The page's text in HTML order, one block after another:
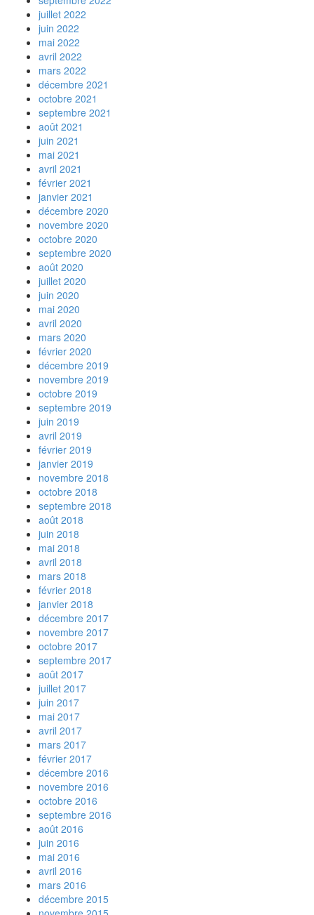
juillet 2022
juin 2022
mai 2022
avril 2022
mars 2022
décembre 2021
octobre 2021
septembre 2021
août 2021
juin 2021
mai 2021
avril 2021
février 2021
janvier 2021
décembre 2020
novembre 2020
octobre 2020
septembre 2020
août 2020
juillet 2020
juin 2020
mai 2020
avril 2020
mars 2020
février 2020
décembre 2019
novembre 2019
octobre 2019
septembre 2019
juin 2019
avril 2019
février 2019
janvier 2019
novembre 2018
octobre 2018
septembre 2018
août 2018
juin 2018
mai 2018
avril 2018
mars 2018
février 2018
janvier 2018
décembre 2017
novembre 2017
octobre 2017
septembre 2017
août 2017
juillet 2017
juin 2017
mai 2017
avril 2017
mars 2017
février 2017
décembre 2016
novembre 2016
octobre 2016
septembre 2016
août 2016
juin 2016
mai 2016
avril 2016
mars 2016
décembre 2015